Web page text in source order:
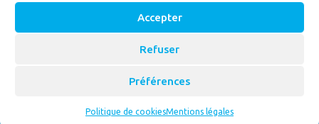
Accepter
Refuser
Préférences
Politique de cookiesMentions légales